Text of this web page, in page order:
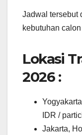
Jadwal tersebut
kebutuhan
Lokasi
2026 :
IDR /
Jakarta,